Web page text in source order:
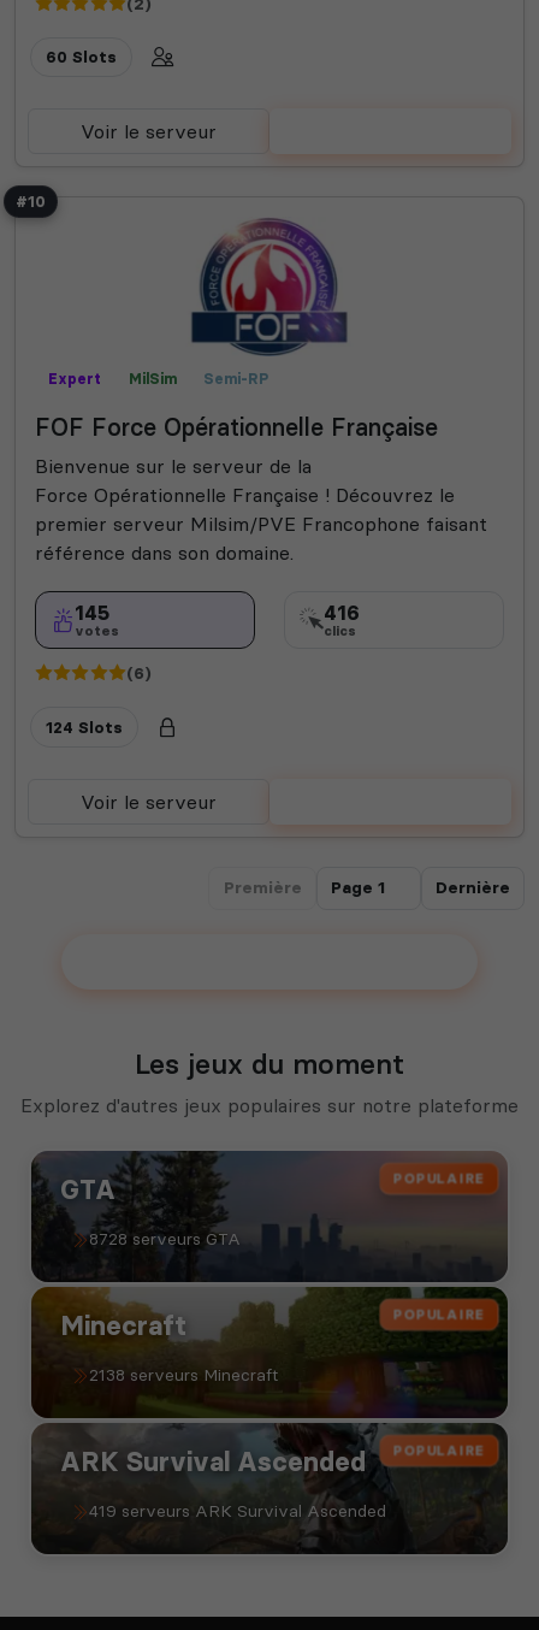
60 Slots
Voir le serveur
#10
Expert MilSim Semi-RP
FOF Force Opérationnelle Française
Bienvenue sur le serveur de la
Force Opérationnelle Française ! Découvrez le
premier serveur Milsim/PVE Francophone faisant
référence dans son domaine.
145
votes
416
clics
(6)
124 Slots
Voir le serveur
Première Dernière
Les jeux du moment
Explorez d'autres jeux populaires sur notre plateforme
POPULAIRE
GTA
8728 serveurs GTA
POPULAIRE
Minecraft
2138 serveurs Minecraft
POPULAIRE
ARK Survival Ascended
419 serveurs ARK Survival Ascended